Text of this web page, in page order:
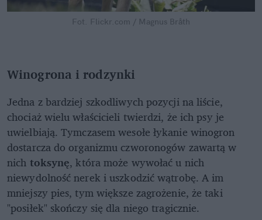
Fot. Flickr.com / Magnus Bråth
Winogrona i rodzynki
Jedna z bardziej szkodliwych pozycji na liście,
chociaż wielu właścicieli twierdzi, że ich psy je
uwielbiają. Tymczasem wesołe łykanie winogron
dostarcza do organizmu czworonogów zawartą w
nich toksynę, która może wywołać u nich
niewydolność nerek i uszkodzić wątrobę. A im
mniejszy pies, tym większe zagrożenie, że taki
"posiłek" skończy się dla niego tragicznie.